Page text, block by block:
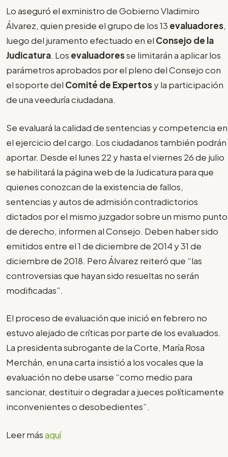
Lo aseguró el exministro de Gobierno Vladimiro
Álvarez, quien preside el grupo de los 13 evaluadores,
luego del juramento efectuado en el Consejo de la
Judicatura. Los evaluadoresse limitarán a aplicar los
parámetros aprobados por el pleno del Consejo con
el soporte del Comité de Expertosy la participación
de una veeduría ciudadana.
Se evaluará la calidad de sentencias y competencia en
el ejercicio del cargo. Los ciudadanos también podrán
aportar. Desde el lunes 22 y hasta el viernes 26 de julio
se habilitará la página web de la Judicatura para que
quienes conozcan de la existencia de fallos,
sentencias y autos de admisión contradictorios
dictados por el mismo juzgador sobre un mismo punto
de derecho, informen al Consejo. Deben haber sido
emitidos entre el 1 de diciembre de 2014 y 31 de
diciembre de 2018. Pero Álvarez reiteró que “las
controversias que hayan sido resueltas no serán
modificadas”.
El proceso de evaluación que inició en febrero no
estuvo alejado de críticas por parte de los evaluados.
La presidenta subrogante de la Corte, María Rosa
Merchán, en una carta insistió a los vocales que la
evaluación no debe usarse “como medio para
sancionar, destituir o degradar a jueces políticamente
inconvenientes o desobedientes”.
Leer másaquí